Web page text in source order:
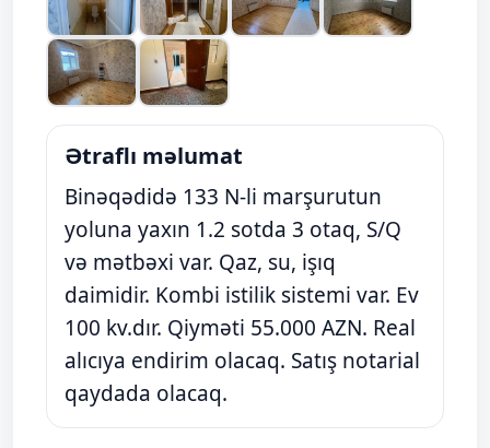
Ətraflı məlumat
Binəqədidə 133 N-li marşurutun
yoluna yaxın 1.2 sotda 3 otaq, S/Q
və mətbəxi var. Qaz, su, işıq
daimidir. Kombi istilik sistemi var. Ev
100 kv.dır. Qiyməti 55.000 AZN. Real
alıcıya endirim olacaq. Satış notarial
qaydada olacaq.